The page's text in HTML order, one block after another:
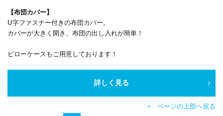
【布団カバー】
U字ファスナー付きの布団カバー。
カバーが大きく開き、布団の出し入れが簡単！
ピローケースもご用意しております！
詳しく見る
ページの上部へ戻る